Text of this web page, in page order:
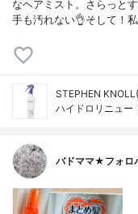
なヘアミスト。さらっと
手も汚れない👌そして！
STEPHEN
ハイドロリニュー
バドママ★フォ